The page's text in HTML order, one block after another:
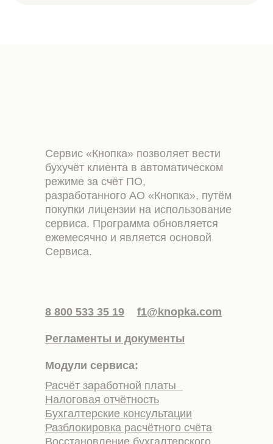
8 800 533 35 19 f1@knopka.com
Регламенты и документы
Модули сервиса:
Расчёт заработной платы
Налоговая отчётность
Бухгалтерские консультации
Разблокировка расчётного счёта
Восстановление бухгалтерского
Сервис «Кнопка» позволяет вести
бухучёт клиента в автоматическом
режиме за счёт ПО,
разработанного АО «Кнопка», путём
покупки лицензии на использование
сервиса. Программа обновляется
ежемесячно и является основой
Сервиса.